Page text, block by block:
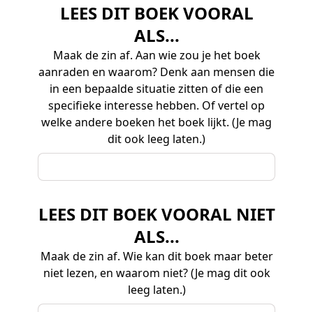
LEES DIT BOEK VOORAL
ALS...
Maak de zin af. Aan wie zou je het boek
aanraden en waarom? Denk aan mensen die
in een bepaalde situatie zitten of die een
specifieke interesse hebben. Of vertel op
welke andere boeken het boek lijkt. (Je mag
dit ook leeg laten.)
LEES DIT BOEK VOORAL NIET
ALS...
Maak de zin af. Wie kan dit boek maar beter
niet lezen, en waarom niet? (Je mag dit ook
leeg laten.)